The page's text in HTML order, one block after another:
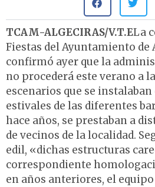
TCAM-ALGECIRAS/V.T.ELa
Fiestas del Ayuntamiento de
confirmó ayer que la
no procederá este verano a
escenarios que se instalaban
estivales de las diferentes
hace años, se prestaban a
de vecinos de la localidad.
edil, «dichas estructuras
correspondiente
en años anteriores, el